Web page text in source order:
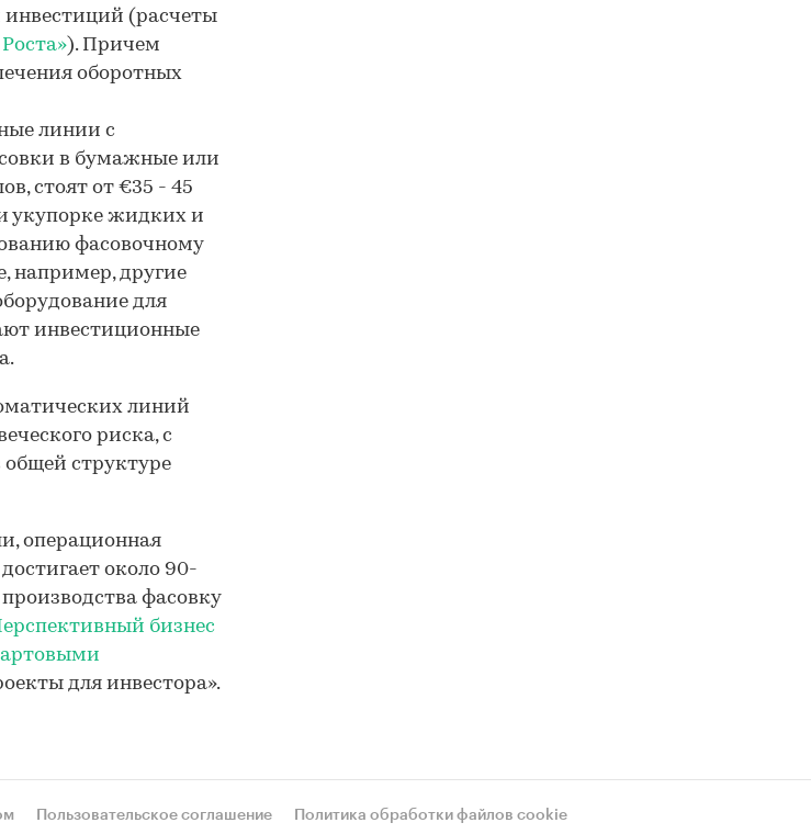
инвестиций (расчеты
). Причем
оборотных
линии с
в бумажные или
стоят от €35 - 45
укупорке жидких и
фасовочному
например, другие
для
инвестиционные
линий
риска, с
структуре
операционная
около 90-
фасовку
бизнес
для инвестора».
Пользовательское соглашение Политика обработки файлов cookie